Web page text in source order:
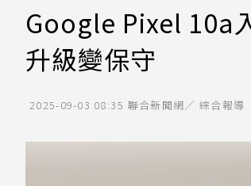
Google Pixel 10a
升級變保守
2025-09-03 08:35 聯合新聞網／ 綜合報導